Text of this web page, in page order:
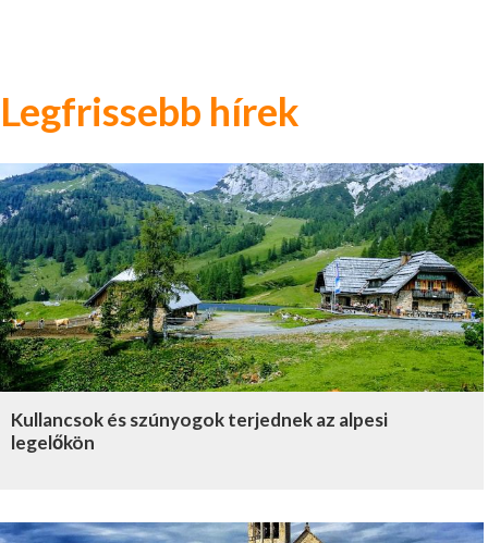
Legfrissebb hírek
Kullancsok és szúnyogok terjednek az alpesi
legelőkön